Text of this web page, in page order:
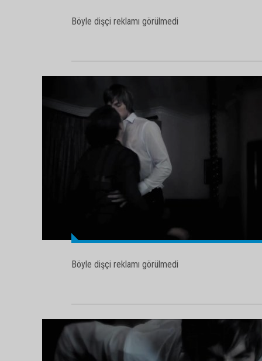
Böyle dişçi reklamı görülmedi
Böyle dişçi reklamı görülmedi